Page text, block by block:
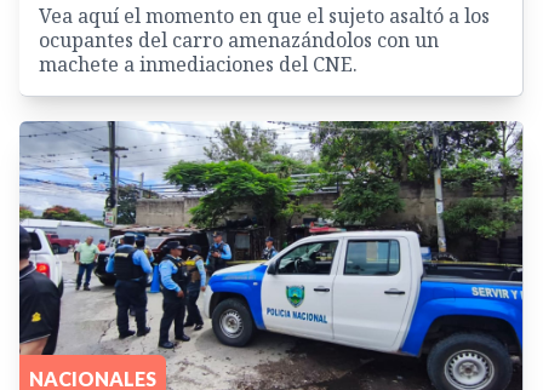
Vea aquí el momento en que el sujeto asaltó a los
ocupantes del carro amenazándolos con un
machete a inmediaciones del CNE.
NACIONALES